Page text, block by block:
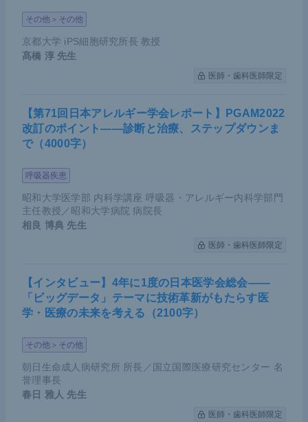
その他＞その他
京都大学 iPS細胞研究所長 教授
髙橋 淳 先生
医師・歯科医師限定
【第71回日本アレルギー学会レポート】PGAM2022
改訂のポイント――診断と治療、ステップダウンま
で（4000字）
呼吸器疾患
昭和大学医学部 内科学講座 呼吸器・アレルギー内科学部門
主任教授／昭和大学病院 病院長
相良 博典 先生
医師・歯科医師限定
【インタビュー】4年に1度の日本医学会総会――
「ビッグデータ」テーマに技術革新がもたらす医
学・医療の未来を考える（2100字）
その他＞その他
朝日生命成人病研究所 所長／国立国際医療研究センター 名
誉理事長
春日 雅人 先生
医師・歯科医師限定